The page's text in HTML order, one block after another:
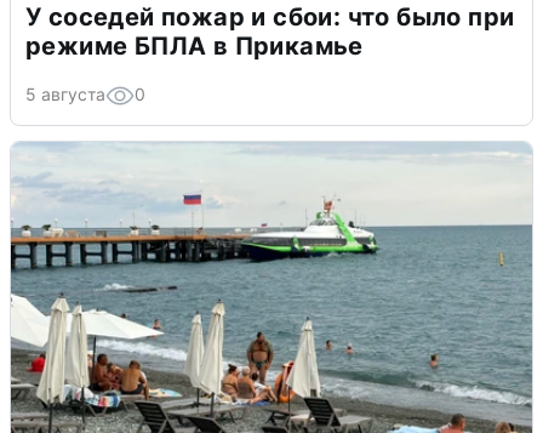
У соседей пожар и сбои: что было при
режиме БПЛА в Прикамье
5 августа 0